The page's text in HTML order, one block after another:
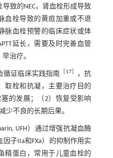
致的NEC，肾血栓形成导致
血栓导致的黄疸加重或不退
脉血栓预警的临床症状或体
延长，需要及时完善血管
治疗。
循证临床实践指南 17］
，抗
取栓和抗凝，主要治疗目的
的发展；（2）恢复受影响
少不良的长期后果。
UFH）通过增强抗凝血酶
子IIa和FXa）的抑制作用实
精蛋白，常用于儿童血栓的